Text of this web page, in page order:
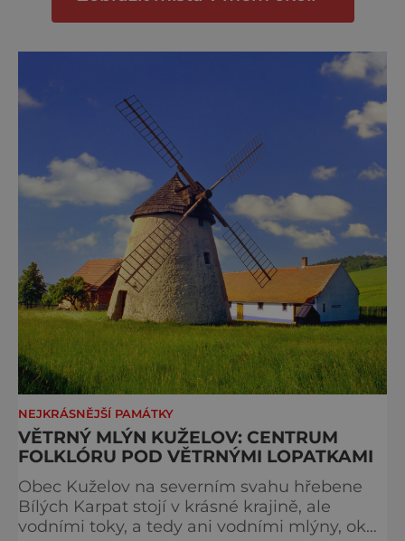
přišlo panovnické povolení opevnit sídl
NEJKRÁSNĚJŠÍ PAMÁTKY
VĚTRNÝ MLÝN KUŽELOV: CENTRUM
FOLKLÓRU POD VĚTRNÝMI LOPATKAMI
Obec Kuželov na severním svahu hřebene
Bílých Karpat stojí v krásné krajině, ale
vodními toky, a tedy ani vodními mlýny, okolí